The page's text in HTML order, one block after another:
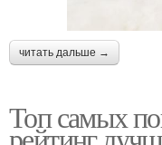
читать дальше →
Топ самых